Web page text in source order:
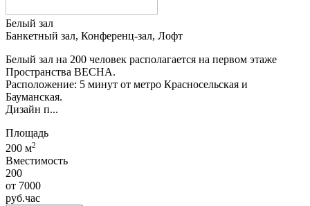
Белый зал
Банкетный зал, Конференц-зал, Лофт
Белый зал на 200 человек располагается на первом этаже
Пространства ВЕСНА.
Расположение: 5 минут от метро Красносельская и
Бауманская.
Дизайн п...
Площадь
200 м2
Вместимость
200
от 7000
руб.час